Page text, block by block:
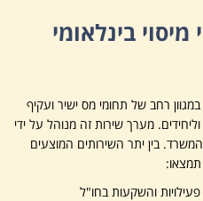
בינלאומי
רחב של תחומי מס ישיר ועקיף
מערך שירות זה מנוהל על ידי
המשרד. בין יתר השירותים המוצעים
פעילויות והשקעות בחו"ל